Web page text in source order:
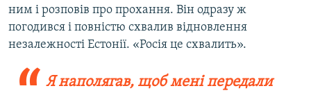
ним і розповів про прохання. Він одразу ж
погодився і повністю схвалив відновлення
незалежності Естонії. «Росія це схвалить».
Я наполягав, щоб мені передали